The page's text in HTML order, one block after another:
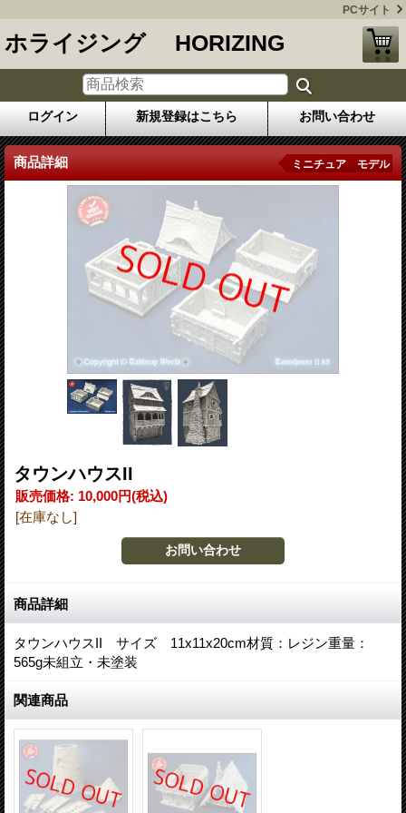
PCサイト
ホライジング HORIZING
ログイン 新規登録はこちら お問い合わせ
商品詳細 ミニチュア モデル
タウンハウスII
販売価格: 10,000円(税込)
[在庫なし]
商品詳細
タウンハウスII サイズ 11x11x20cm材質：レジン重量：
565g未組立・未塗装
関連商品